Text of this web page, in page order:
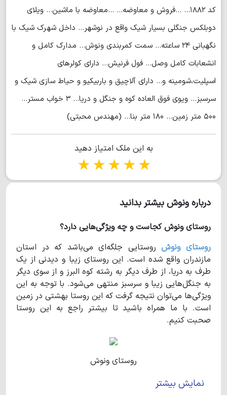
کد ۱۸۸۲... ...فروش و معاوضه... ...معاوضه با ماشین... ویلای
دوبلکس جنگلی بسیار شیک واقع در نوشهر... داخل شهرک شیک با
نگهبانی ۲۴ ساعته... سمت کمربندی ونوش... مدارک کامل و
انشعابات کامل وصل... فول فرنیش... دارای کولرهای
اسپلیت،شومینه و... دارای آلاچیق و باربیکیو و حیاط سازی شیک و
سرسبز... ویوی فوق العاده کوه و جنگل و دریا... ۳ خواب مستر...
۵۰۰ متر زمین... ۱۸۰ متر بنا... (مهندس محبتی)
به این ملک امتیاز دهید
5 stars
4 stars
3 stars
2 stars
درباره ونوش بیشتر بدانید
روستای ونوش کجاست و چه ویژگی‌هایی دارد؟
روستای ونوشروستایی جلگه‌ای می‌باشد که در استان
مازندران واقع شده است. این روستای زیبا و دیدنی از یک
طرف به دریا، از طرف دیگر به رشته‌ کوه البرز و از سوی دیگر
به جنگل‌هایی زیبا و سرسبز منتهی می‌شود. با توجه به این
ویژگی‌ها می‌توان نتیجه گرفت که این روستا بهشتی در زمین
است. با ما همراه باشید تا بیشتر راجع به این روستا
صحبت کنیم.
روستای ونوش
نمایش بیشتر